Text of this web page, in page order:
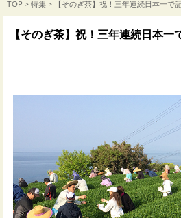
TOP > 特集 > 【そのぎ茶】祝！三年連続日本一で
【そのぎ茶】祝！三年連続日本一